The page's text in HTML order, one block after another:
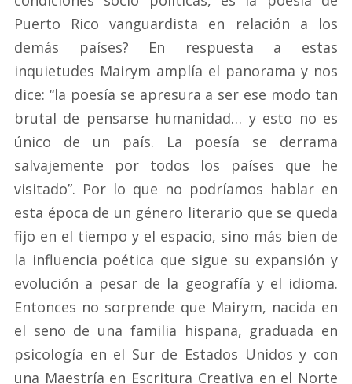
Puerto Rico vanguardista en relación a los
demás países? En respuesta a estas
inquietudes Mairym amplía el panorama y nos
dice: “la poesía se apresura a ser ese modo tan
brutal de pensarse humanidad… y esto no es
único de un país. La poesía se derrama
salvajemente por todos los países que he
visitado”. Por lo que no podríamos hablar en
esta época de un género literario que se queda
fijo en el tiempo y el espacio, sino más bien de
la influencia poética que sigue su expansión y
evolución a pesar de la geografía y el idioma.
Entonces no sorprende que Mairym, nacida en
el seno de una familia hispana, graduada en
psicología en el Sur de Estados Unidos y con
una Maestría en Escritura Creativa en el Norte